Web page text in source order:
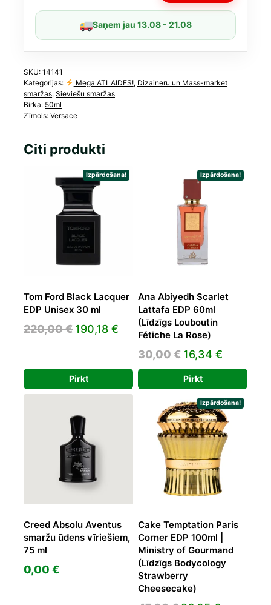
Saņem jau 13.08 - 21.08
SKU: 14141
Kategorijas:
Mega ATLAIDES!, Dizaineru un Mass-market
smaržas, Sieviešu smaržas
Birka: 50ml
Zīmols: Versace
Citi produkti
Izpārdošana!
Tom Ford Black Lacquer
EDP Unisex 30 ml
220,00€ Original
220,00 €.
190,18 € Current
Pirkt
Izpārdošana!
Ana Abiyedh Scarlet
Lattafa EDP 60ml
(Līdzīgs Louboutin
Fétiche La Rose)
30,00€ Original
price
was:
30,00 €.
16,34 €
price
is:
16,34 €.
Pirkt
Creed Absolu Aventus
smaržu ūdens vīriešiem,
75 ml
0,00 €
Izpārdošana!
Cake Temptation Paris
Corner EDP 100ml |
Ministry of Gourmand
(Līdzīgs Bodycology
Strawberry
Cheesecake)